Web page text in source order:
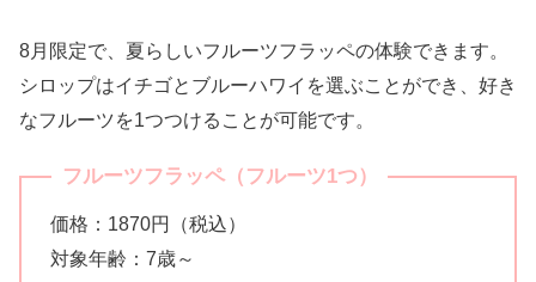
8月限定で、夏らしいフルーツフラッペの体験できます。
シロップはイチゴとブルーハワイを選ぶことができ、好き
なフルーツを1つつけることが可能です。
フルーツフラッペ（フルーツ1つ）
価格：1870円（税込）
対象年齢：7歳～